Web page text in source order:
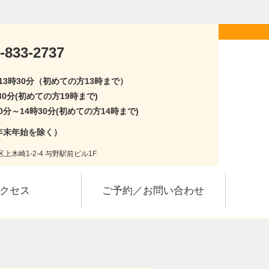
833-2737
時30分（初めての方13時まで）
分(初めての方19時まで)
分～14時30分(初めての方14時まで)
年始を除く）
木崎1-2-4 与野駅前ビル1F
セス ご予約／お問い合わせ